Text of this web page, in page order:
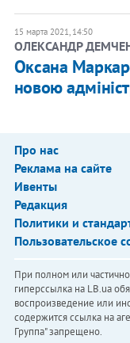
15 марта 2021, 14:50
ОЛЕКСАНДР
Оксана
новою
Про нас
Реклама на сайте
Ивенты
Редакция
Политики и
Пользовательское
При полном или
гиперссылка на LB.ua
воспроизведение или
содержится ссылка на
Группа" запрещено.